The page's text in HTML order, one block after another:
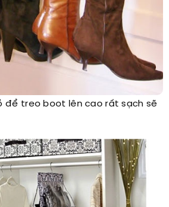
để treo boot lên cao rất sạch sẽ